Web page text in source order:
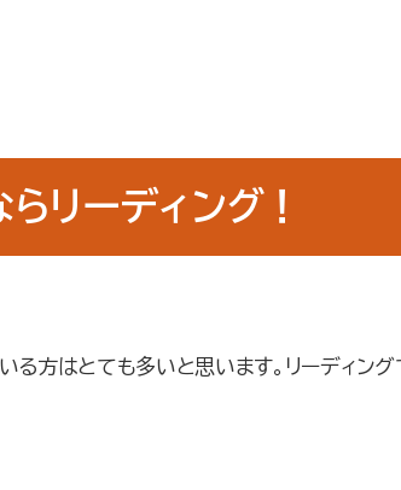
運営会社情報
お問合せ・無料体
リーディング！
る方はとても多いと思います。リーディング